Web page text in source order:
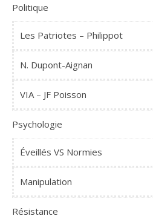
Politique
Les Patriotes – Philippot
N. Dupont-Aignan
VIA – JF Poisson
Psychologie
Éveillés VS Normies
Manipulation
Résistance